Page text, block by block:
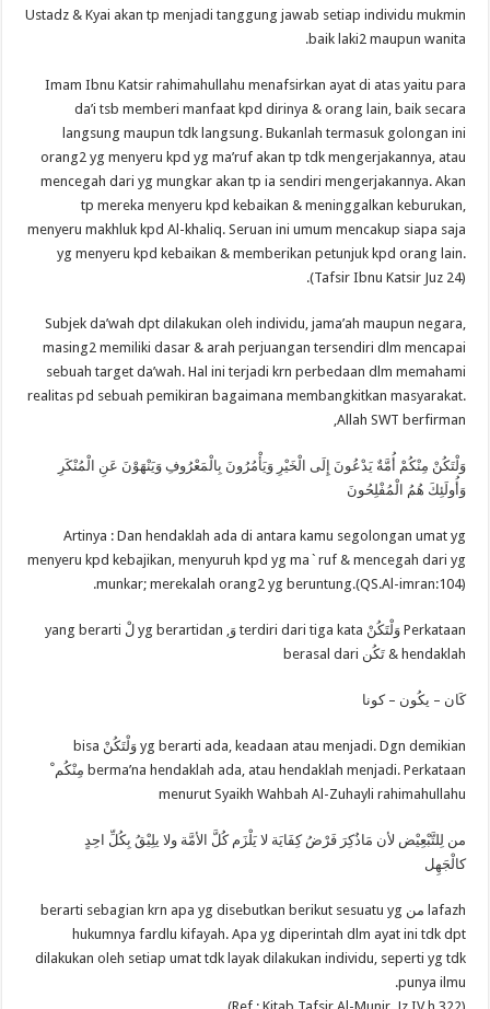
Ustadz & Kyai akan tp menjadi tanggung jawab setiap individu mukmin
baik laki2 maupun wanita.
Imam Ibnu Katsir rahimahullahu menafsirkan ayat di atas yaitu para
da’i tsb memberi manfaat kpd dirinya & orang lain, baik secara
langsung maupun tdk langsung. Bukanlah termasuk golongan ini
orang2 yg menyeru kpd yg ma’ruf akan tp tdk mengerjakannya, atau
mencegah dari yg mungkar akan tp ia sendiri mengerjakannya. Akan
tp mereka menyeru kpd kebaikan & meninggalkan keburukan,
menyeru makhluk kpd Al-khaliq. Seruan ini umum mencakup siapa saja
yg menyeru kpd kebaikan & memberikan petunjuk kpd orang lain.
(Tafsir Ibnu Katsir Juz 24).
Subjek da’wah dpt dilakukan oleh individu, jama’ah maupun negara,
masing2 memiliki dasar & arah perjuangan tersendiri dlm mencapai
sebuah target da’wah. Hal ini terjadi krn perbedaan dlm memahami
realitas pd sebuah pemikiran bagaimana membangkitkan masyarakat.
Allah SWT berfirman,
وَلْتَكُنْ مِنْكُمْ أُمَّةٌ يَدْعُونَ إِلَى الْخَيْرِ وَيَأْمُرُونَ بِالْمَعْرُوفِ وَيَنْهَوْنَ عَنِ الْمُنْكَرِ
وَأُولَئِكَ هُمُ الْمُفْلِحُونَ
Artinya : Dan hendaklah ada di antara kamu segolongan umat yg
menyeru kpd kebajikan, menyuruh kpd yg ma`ruf & mencegah dari yg
munkar; merekalah orang2 yg beruntung.(QS.Al-imran:104).
Perkataan وَلْتَكُنْ terdiri dari tiga kata وَ, yg berartidan لْ yang berarti
hendaklah & تَكُن berasal dari
كَان – يكُون – كونا
yg berarti ada, keadaan atau menjadi. Dgn demikian وَلْتَكُنْ bisa
berma’na hendaklah ada, atau hendaklah menjadi. Perkataan مِنْكُم ْ
menurut Syaikh Wahbah Al-Zuhayli rahimahullahu
من لِلتَّبْعِيْض لأن مَاذُكِرَ فَرْضُ كِفَايَة لا يَلْزَم كُلَّ الأمَّة ولا يلِيْقُ بِكُلِّ احِدٍ
كالْجَهِل
lafazh من berarti sebagian krn apa yg disebutkan berikut sesuatu yg
hukumnya fardlu kifayah. Apa yg diperintah dlm ayat ini tdk dpt
dilakukan oleh setiap umat tdk layak dilakukan individu, seperti yg tdk
punya ilmu.